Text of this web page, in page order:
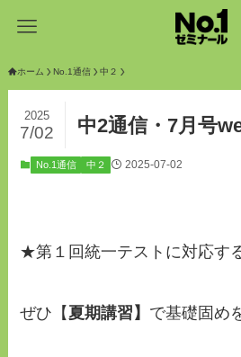
ホーム No.1通信 中２
中2通信・7月号
2025
7/02
No.1通信 中２ 2025-07-02
★第１回統一テストに対応す
ぜひ【 夏期講習】 で基礎固め